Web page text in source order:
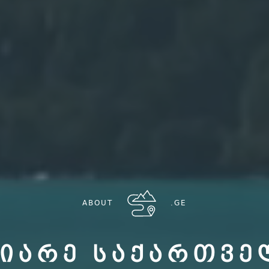
ABOUT .GE